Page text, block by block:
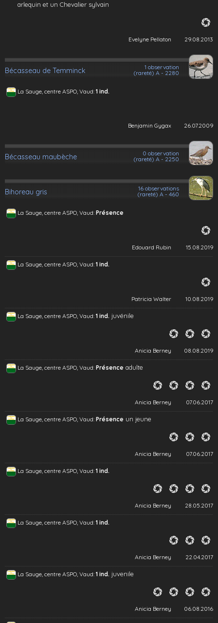
arlequin et un Chevalier sylvain
Evelyne Pellaton 29.08.2013
Bécasseau de Temminck
1 observation
(rareté) A - 2280
La Sauge, centre ASPO, Vaud: 1 ind.
Benjamin Gygax 26.07.2009
Bécasseau maubèche
0 observation
(rareté) A - 2250
Bihoreau gris
16 observations
(rareté) A - 460
La Sauge, centre ASPO, Vaud: Présence
Edouard Rubin 15.08.2019
La Sauge, centre ASPO, Vaud: 1 ind.
Patricia Walter 10.08.2019
La Sauge, centre ASPO, Vaud: 1 ind. juvénile
Anicia Berney 08.08.2019
La Sauge, centre ASPO, Vaud: Présence adulte
Anicia Berney 07.06.2017
La Sauge, centre ASPO, Vaud: Présence un jeune
Anicia Berney 07.06.2017
La Sauge, centre ASPO, Vaud: 1 ind.
Anicia Berney 28.05.2017
La Sauge, centre ASPO, Vaud: 1 ind.
Anicia Berney 22.04.2017
La Sauge, centre ASPO, Vaud: 1 ind. juvenile
Anicia Berney 06.08.2016